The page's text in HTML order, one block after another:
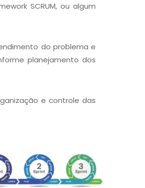
SCRUM, ou algum
do problema e
planejamento dos
e controle das